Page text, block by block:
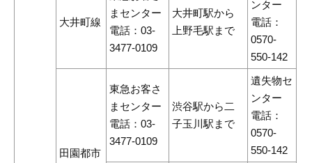
大井町線
まセンター
電話：03-
3477-0109
大井町駅から
上野毛駅まで
ンター
電話：
0570-
550-142
田園都市
東急お客さ
まセンター
電話：03-
3477-0109
渋谷駅から二
子玉川駅まで
遺失物セ
ンター
電話：
0570-
550-142